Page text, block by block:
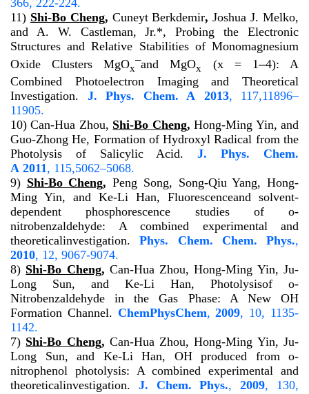
366, 222-224.
11) Shi-Bo Cheng, Cuneyt Berkdemir,Joshua J. Melko,
and A. W. Castleman, Jr.*, Probing the Electronic
Structures and Relative Stabilities of Monomagnesium
Oxide Clusters MgOx
–and MgOx (x = 1–4): A
Combined Photoelectron Imaging and Theoretical
Investigation. J. Phys. Chem. A 2013, 117,11896–
11905.
10) Can-Hua Zhou, Shi-Bo Cheng, Hong-Ming Yin, and
Guo-Zhong He, Formation of Hydroxyl Radical from the
Photolysis of Salicylic Acid.J. Phys. Chem.
A 2011 , 115,5062–5068.
9) Shi-Bo Cheng,Peng Song, Song-Qiu Yang, Hong-
Ming Yin, and Ke-Li Han, Fluorescenceand solvent-
dependent phosphorescence studies of o-
nitrobenzaldehyde: A combined experimental and
theoreticalinvestigation.Phys. Chem. Chem. Phys.,
2010, 12, 9067-9074.
8) Shi-Bo Cheng, Can-Hua Zhou, Hong-Ming Yin, Ju-
Long Sun, and Ke-Li Han, Photolysisof o-
Nitrobenzaldehyde in the Gas Phase: A New OH
Formation Channel. ChemPhysChem,2009, 10, 1135-
1142.
7) Shi-Bo Cheng, Can-Hua Zhou, Hong-Ming Yin, Ju-
Long Sun, and Ke-Li Han, OH produced from o-
nitrophenol photolysis: A combined experimental and
theoreticalinvestigation. J. Chem. Phys.,2009, 130,